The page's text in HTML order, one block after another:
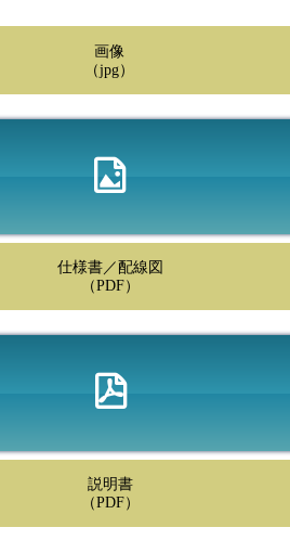
画像
（jpg）
仕様書／配線図
（PDF）
説明書
（PDF）